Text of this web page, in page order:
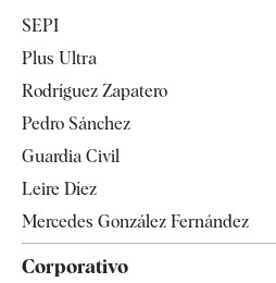
Televisión
SEPI
Plus Ultra
Rodríguez Zapatero
Pedro Sánchez
Guardia Civil
Leire Díez
Mercedes González Fernández
Corporativo